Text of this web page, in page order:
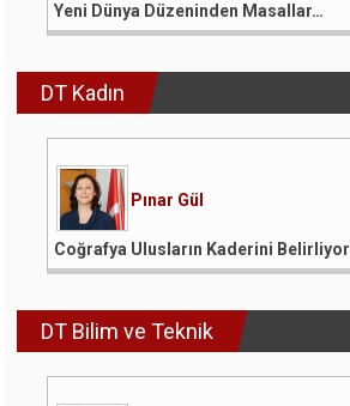
Yeni Dünya Düzeninden Masallar…
DT Kadın
Pınar Gül
Coğrafya Ulusların Kaderini Belirliyor
DT Bilim ve Teknik